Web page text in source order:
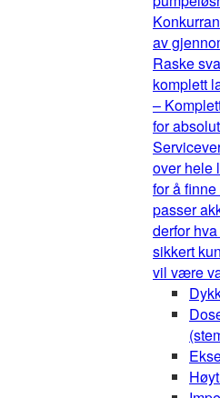
av
Raske
komplett
–
for
over hele
for å
passer
derfor
sikkert
vil være